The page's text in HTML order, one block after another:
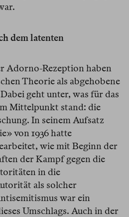
dem latenten
Adorno-Rezeption haben
Theorie als abgehobene
geht unter, was für das
Mittelpunkt stand: die
In seinem Aufsatz
von 1936 hatte
wie mit Beginn der
der Kampf gegen die
in die
als solcher
war ein
Umschlags. Auch in der